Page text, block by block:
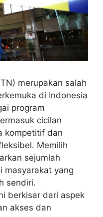
merupakan salah
di Indonesia
program
cicilan
kompetitif dan
Memilih
sejumlah
masyarakat yang
sendiri.
berkisar dari aspek
akses dan